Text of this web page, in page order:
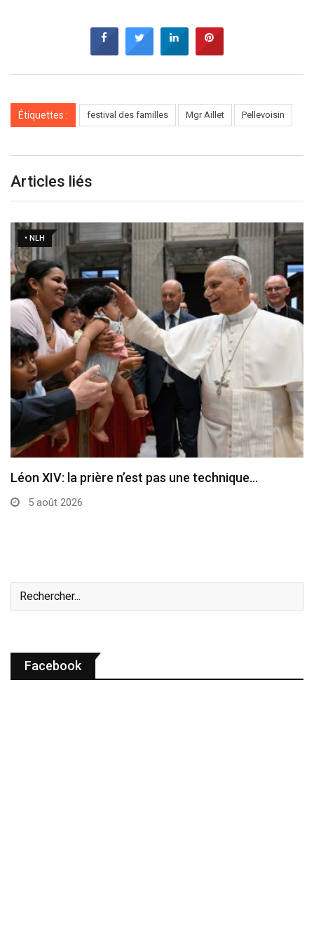
Étiquettes : festival des familles Mgr Aillet Pellevoisin
Articles liés
• NLH
Léon XIV: la prière n’est pas une technique…
5 août 2026
Facebook